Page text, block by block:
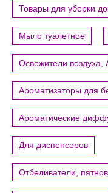
Товары для уборки
Мыло туалетное
Освежители воздуха,
Ароматизаторы для
Ароматические
Для диспенсеров
Отбеливатели,